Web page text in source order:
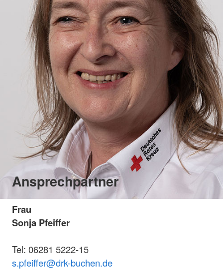
Ansprechpartner
Frau
Sonja Pfeiffer
Tel: 06281 5222-15
s.pfeiffer@drk-buchen.de